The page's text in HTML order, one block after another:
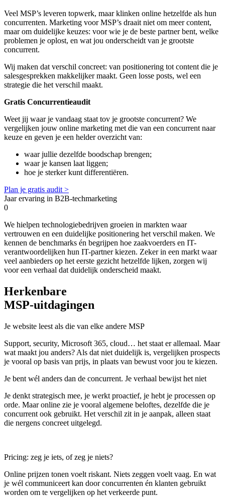
Veel MSP’s leveren topwerk, maar klinken online hetzelfde als hun
concurrenten. Marketing voor MSP’s draait niet om meer content,
maar om duidelijke keuzes: voor wie je de beste partner bent, welke
problemen je oplost, en wat jou onderscheidt van je grootste
concurrent.
Wij maken dat verschil concreet: van positionering tot content die je
salesgesprekken makkelijker maakt. Geen losse posts, wel een
strategie die het verschil maakt.
Gratis Concurrentieaudit
Weet jij waar je vandaag staat tov je grootste concurrent? We
vergelijken jouw online marketing met die van een concurrent naar
keuze en geven je een helder overzicht van:
waar jullie dezelfde boodschap brengen;
waar je kansen laat liggen;
hoe je sterker kunt differentiëren.
Plan je gratis audit >
Jaar ervaring in B2B-techmarketing
0
We hielpen technologiebedrijven groeien in markten waar
vertrouwen en een duidelijke positionering het verschil maken. We
kennen de benchmarks én begrijpen hoe zaakvoerders en IT-
verantwoordelijken hun IT-partner kiezen. Zeker in een markt waar
veel aanbieders op het eerste gezicht hetzelfde lijken, zorgen wij
voor een verhaal dat duidelijk onderscheid maakt.
Herkenbare
MSP-uitdagingen
Je website leest als die van elke andere MSP
Support, security, Microsoft 365, cloud… het staat er allemaal. Maar
wat maakt jou anders? Als dat niet duidelijk is, vergelijken prospects
je vooral op basis van prijs, in plaats van bewust voor jou te kiezen.
Je bent wél anders dan de concurrent. Je verhaal bewijst het niet
Je denkt strategisch mee, je werkt proactief, je hebt je processen op
orde. Maar online zie je vooral algemene beloftes, dezelfde die je
concurrent ook gebruikt. Het verschil zit in je aanpak, alleen staat
die nergens concreet uitgelegd.
Pricing: zeg je iets, of zeg je niets?
Online prijzen tonen voelt riskant. Niets zeggen voelt vaag. En wat
je wél communiceert kan door concurrenten én klanten gebruikt
worden om te vergelijken op het verkeerde punt.